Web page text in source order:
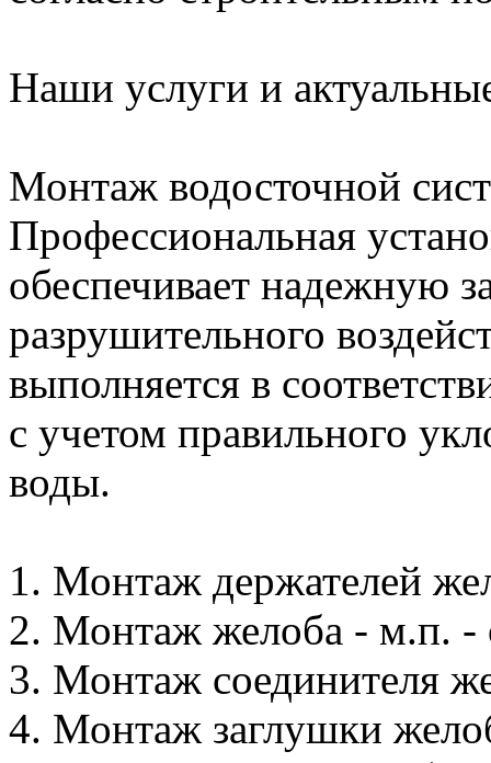
Наши услуги и
Монтаж водосточной
Профессиональная
обеспечивает надежную
разрушительного
выполняется в
с учетом правильного
воды.
1. Монтаж держателей
2. Монтаж желоба - м.п. -
3. Монтаж соединителя
4. Монтаж заглушки